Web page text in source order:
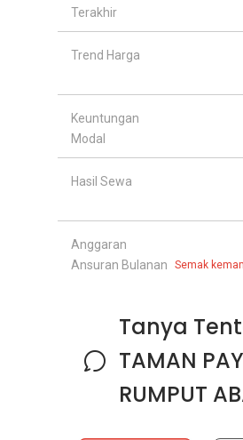
Terakhir
Trend Harga
Keuntungan
Modal
Hasil Sewa
Anggaran
Ansuran Bulanan
Semak
Tanya
TAMAN
RUMPUT